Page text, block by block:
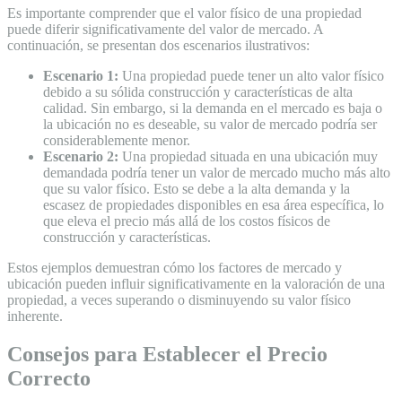
Es importante comprender que el valor físico de una propiedad
puede diferir significativamente del valor de mercado. A
continuación, se presentan dos escenarios ilustrativos:
Escenario 1: Una propiedad puede tener un alto valor físico
debido a su sólida construcción y características de alta
calidad. Sin embargo, si la demanda en el mercado es baja o
la ubicación no es deseable, su valor de mercado podría ser
considerablemente menor.
Escenario 2: Una propiedad situada en una ubicación muy
demandada podría tener un valor de mercado mucho más alto
que su valor físico. Esto se debe a la alta demanda y la
escasez de propiedades disponibles en esa área específica, lo
que eleva el precio más allá de los costos físicos de
construcción y características.
Estos ejemplos demuestran cómo los factores de mercado y
ubicación pueden influir significativamente en la valoración de una
propiedad, a veces superando o disminuyendo su valor físico
inherente.
Consejos para Establecer el Precio
Correcto